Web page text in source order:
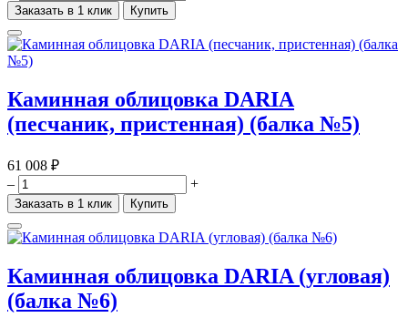
Заказать в 1 клик Купить
Каминная облицовка DARIA
(песчаник, пристенная) (балка №5)
61 008 ₽
–
+
Заказать в 1 клик Купить
Каминная облицовка DARIA (угловая)
(балка №6)